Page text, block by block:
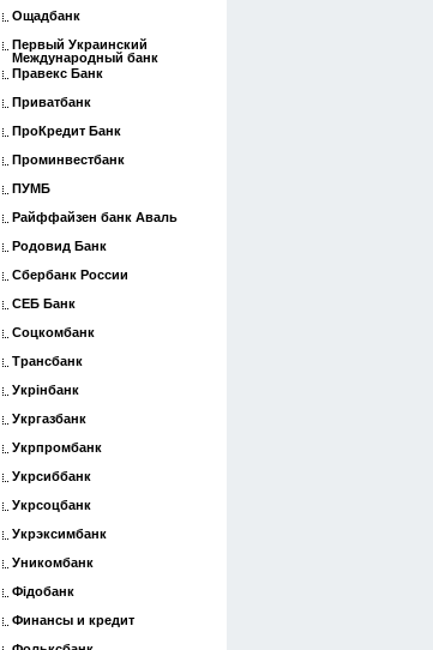
Ощадбанк
Первый Украинский
Международный банк
Правекс Банк
Приватбанк
ПроКредит Банк
Проминвестбанк
ПУМБ
Райффайзен банк Аваль
Родовид Банк
Сбербанк России
СЕБ Банк
Соцкомбанк
Трансбанк
Укрінбанк
Укргазбанк
Укрпромбанк
Укрсиббанк
Укрсоцбанк
Укрэксимбанк
Уникомбанк
Фідобанк
Финансы и кредит